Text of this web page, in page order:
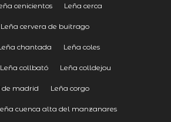
cenicientos Leña cerca
Leña cervera de buitrago
chantada Leña coles
Leña collbató Leña colldejou
de madrid Leña corgo
cuenca alta del manzanares